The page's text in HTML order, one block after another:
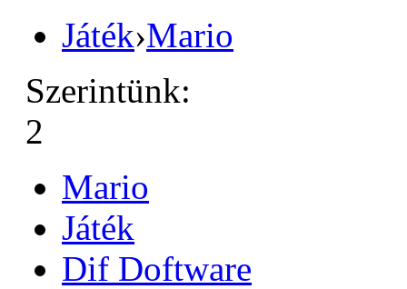
Játék›Mario
Szerintünk:
2
Mario
Játék
Dif Doftware